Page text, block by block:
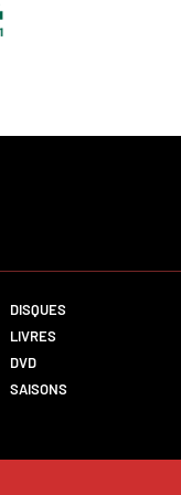
DISQUES
LIVRES
DVD
SAISONS